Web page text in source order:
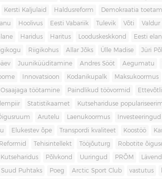
Kersti Kaljulaid Haldusreform Demokraatia
Hoolivus Eesti Vabariik Tulevik Võti Valdur
Haridus Haritus Looduskeskkond Eesti
Riigikohus Allar Jõks Ülle Madise Jüri
Juuniküüditamine Andres Sööt Aegumatu
Innovatsioon Kodanikupalk Maksukoormus
Osaajaga töötamine Paindlikud töövormid
Statistikaamet Kutsehariduse
Arutelu Laenukoormus Investeeringud
Elukestev õpe Transpordi kvaliteet Koostöö
Reformid Tehisintellekt Tööjõuturg Robotite
Kutseharidus Põlvkond Uuringud PRÕM Lävend
Suud Puhtaks Poeg Arctic Sport Club vastutus